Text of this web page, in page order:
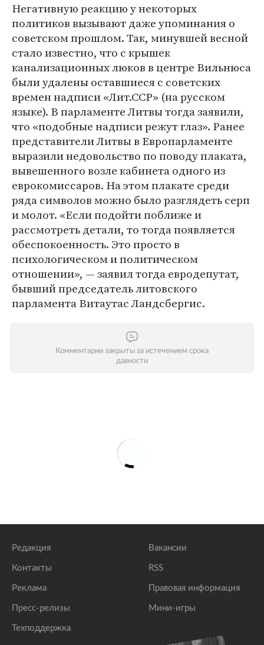
Негативную реакцию у некоторых
политиков вызывают даже упоминания о
советском прошлом. Так, минувшей весной
стало известно, что с крышек
канализационных люков в центре Вильнюса
были удалены оставшиеся с советских
времен надписи «Лит.ССР» (на русском
языке). В парламенте Литвы тогда заявили,
что «подобные надписи режут глаз». Ранее
представители Литвы в Европарламенте
выразили недовольство по поводу плаката,
вывешенного возле кабинета одного из
еврокомиссаров. На этом плакате среди
ряда символов можно было разглядеть серп
и молот. «Если подойти поближе и
рассмотреть детали, то тогда появляется
обеспокоенность. Это просто в
психологическом и политическом
отношении», — заявил тогда евродепутат,
бывший председатель литовского
парламента Витаутас Ландсбергис.
Комментарии закрыты за истечением срока
давности
Редакция
Контакты
Реклама
Пресс-релизы
Техподдержка
Вакансии
RSS
Правовая информация
Мини-игры